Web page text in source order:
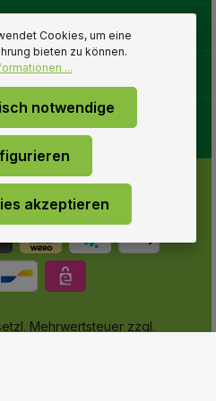
Mehrwertsteuer zzgl.
Cookies, um eine
bieten zu können.
...
notwendige
akzeptieren